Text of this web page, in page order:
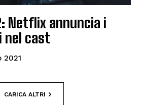
Netflix annuncia i
nel cast
2021
CARICA ALTRI